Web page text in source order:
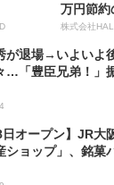
万円節約
株式会社
が退場→いよいよ
…「豊臣兄弟！」
日オープン】JR大
ショップ」、銘菓